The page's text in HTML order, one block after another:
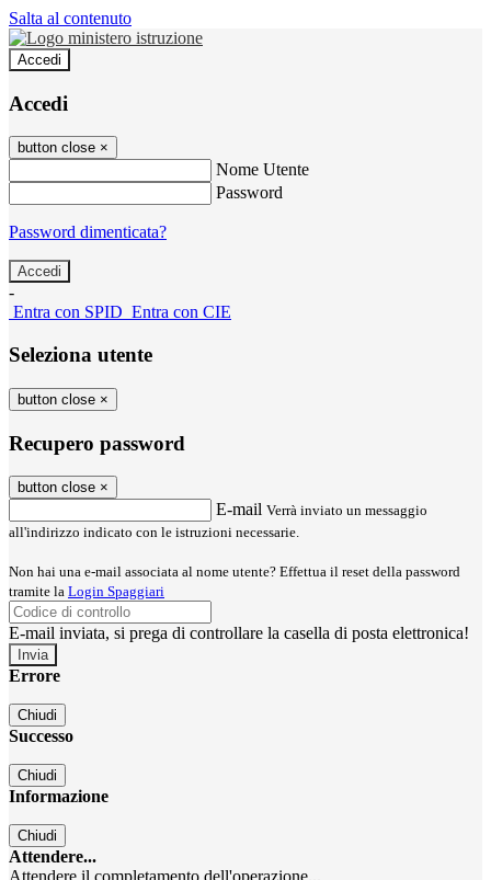
Salta al contenuto
Accedi
Accedi
button close ×
Nome Utente
Password
Password dimenticata?
-
Entra con SPID Entra con CIE
Seleziona utente
button close ×
Recupero password
button close ×
E-mail Verrà inviato un messaggio
all'indirizzo indicato con le istruzioni necessarie.
Non hai una e-mail associata al nome utente? Effettua il reset della password
tramite la Login Spaggiari
E-mail inviata, si prega di controllare la casella di posta elettronica!
Errore
Chiudi
Successo
Chiudi
Informazione
Chiudi
Attendere...